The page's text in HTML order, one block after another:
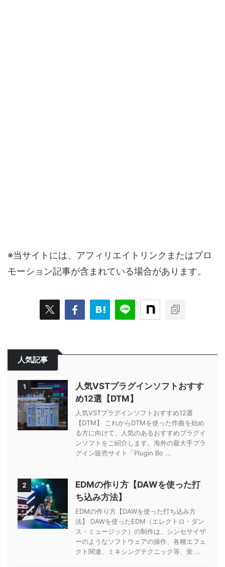
※当サイトには、アフィリエイトリンクまたはプロ
モーション記事が含まれている場合があります。
人気記事
1
人気VSTプラグインソフトおすす
め12選【DTM】
人気VSTプラグインソフトおすすめ12選
【DTM】 これからDTMを使った作曲を始め
る方に向けて、人気のあるおすすめプラグイ
ンソフトをご紹介します。海外の最大手プラ
グイン販売サイト「Plugin Bo ...
2
EDMの作り方【DAWを使った打
ち込み方法】
EDMの作り方【DAWを使った打ち込み方
法】 DAWを使ったEDM（エレクトロ・ダン
ス・ミュージック）の制作は、シンセサイザ
ーのようなソフトウェアの操作、各種エフェ
クト関連、ミキシングテクニック等、覚 ...